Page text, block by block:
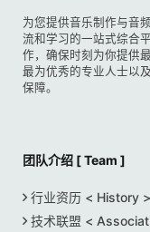
为您提供音乐制作与音
流和学习的一站式综合
作，确保时刻为你提供
最为优秀的专业人士以
保障。
团队介绍 [ Team ]
行业资历 < History >
技术联盟 <